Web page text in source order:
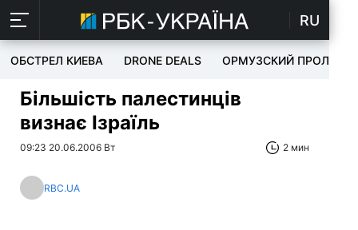
RU
ОБСТРЕЛ КИЕВА DRONE DEALS ОРМУЗСКИЙ ПРОЛИВ
Більшість палестинців
визнає Ізраїль
09:23 20.06.2006 Вт 2 мин
RBC.UA